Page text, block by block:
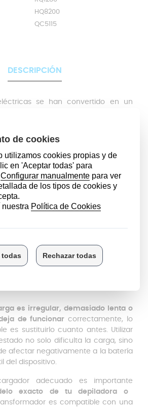
HQ8200
QC5115
DESCRIPCIÓN
se han convertido en un
apurado hasta un recorte
recargables, solo necesitas
repetidamente, evitando
desechables con frecuencia. Esto
económico a medio y largo plazo
una alternativa más práctica y
en la red eléctrica, el cargador
Al tratarse de un accesorio más
propia afeitadora,el cable puede
es irregular, demasiado lenta o
de funcionarcorrectamente, lo
es sustituirlo cuanto antes. Utilizar
no solo dificulta la carga, sino
afectar negativamente a la batería
del dispositivo.
adecuado es importante
exacto de tu depiladora o
es compatible con una